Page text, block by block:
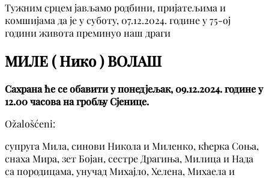
Тужним срцем јављамо родбини, пријатељима и
комшијама да је у суботу, 07.12.2024. године у 75-ој
години живота преминуо наш драги
МИЛЕ ( Нико ) ВОЛАШ
Сахрана ће се обавити у понедјељак, 09.12.2024. године у
12.00 часова на гробљу Сјенице.
Ožalošćeni:
супруга Мила, синови Никола и Миленко, кћерка Соња,
снаха Мира, зет Бојан, сестре Драгиња, Милица и Нада
са породицама, унучад Михајло, Хелена, Михаела и